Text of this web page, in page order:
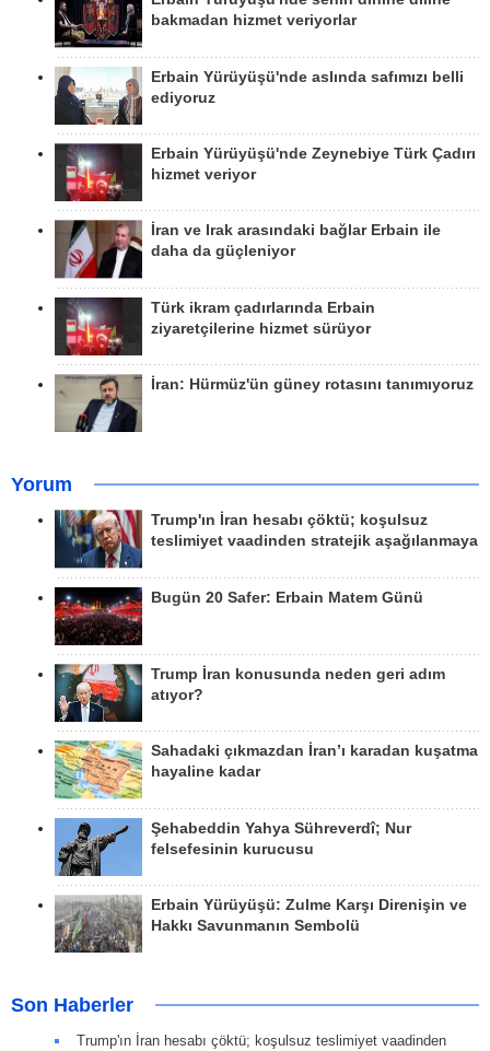
bakmadan hizmet veriyorlar
Erbain Yürüyüşü'nde aslında safımızı belli
ediyoruz
Erbain Yürüyüşü'nde Zeynebiye Türk Çadırı
hizmet veriyor
İran ve Irak arasındaki bağlar Erbain ile
daha da güçleniyor
Türk ikram çadırlarında Erbain
ziyaretçilerine hizmet sürüyor
İran: Hürmüz'ün güney rotasını tanımıyoruz
Yorum
Trump'ın İran hesabı çöktü; koşulsuz
teslimiyet vaadinden stratejik aşağılanmaya
Bugün 20 Safer: Erbain Matem Günü
Trump İran konusunda neden geri adım
atıyor?
Sahadaki çıkmazdan İran’ı karadan kuşatma
hayaline kadar
Şehabeddin Yahya Sühreverdî; Nur
felsefesinin kurucusu
Erbain Yürüyüşü: Zulme Karşı Direnişin ve
Hakkı Savunmanın Sembolü
Son Haberler
Trump'ın İran hesabı çöktü; koşulsuz teslimiyet vaadinden